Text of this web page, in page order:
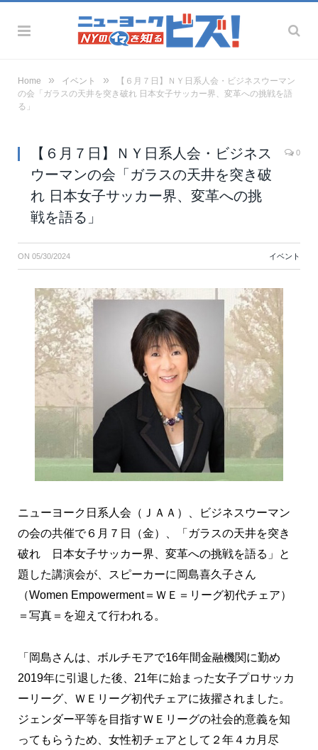
Home » イベント »
【６月７日】ＮＹ日系人会・ビジネスウーマン
の会「ガラスの天井を突き破れ 日本女子サッカー界、変革への挑戦を語
る」
【６月７日】ＮＹ日系人会・ビジネス
ウーマンの会「ガラスの天井を突き破
れ 日本女子サッカー界、変革への挑
戦を語る」
0
ON 05/30/2024 イベント
ニューヨーク日系人会（ＪＡＡ）、ビジネスウーマン
の会の共催で６月７日（金）、「ガラスの天井を突き
破れ 日本女子サッカー界、変革への挑戦を語る」と
題した講演会が、スピーカーに岡島喜久子さん
（Women Empowerment＝ＷＥ＝リーグ初代チェア）
＝写真＝を迎えて行われる。
「岡島さんは、ボルチモアで16年間金融機関に勤め
2019年に引退した後、21年に始まった女子プロサッカ
ーリーグ、ＷＥリーグ初代チェアに抜擢されました。
ジェンダー平等を目指すＷＥリーグの社会的意義を知
ってもらうため、女性初チェアとして２年４カ月尽